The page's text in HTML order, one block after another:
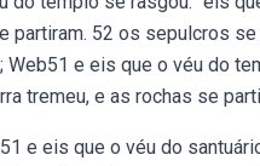
partiram. 52 os sepulcros
e eis que o véu do
tremeu, e as rochas se
e eis que o véu do